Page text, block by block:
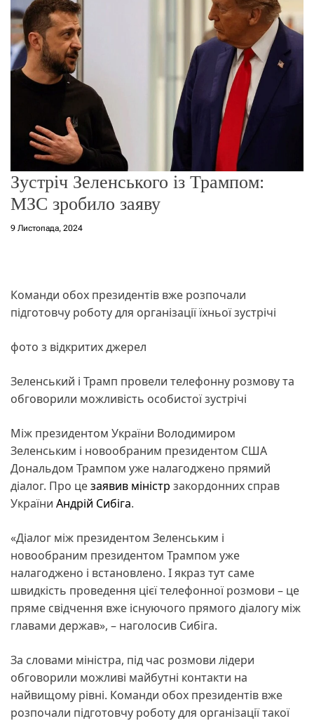
о
р
е
ж
и
м
у
Зустріч Зеленського із Трампом:
МЗС зробило заяву
9 Листопада, 2024
Команди обох президентів вже розпочали
підготовчу роботу для організації їхньої зустрічі
фото з відкритих джерел
Зеленський і Трамп провели телефонну розмову та
обговорили можливість особистої зустрічі
Між президентом України Володимиром
Зеленським і новообраним президентом США
Дональдом Трампом уже налагоджено прямий
діалог. Про цезаявив міністр закордонних справ
України Андрій Сибіга.
«Діалог між президентом Зеленським і
новообраним президентом Трампом уже
налагоджено і встановлено. І якраз тут саме
швидкість проведення цієї телефонної розмови – це
пряме свідчення вже існуючого прямого діалогу між
главами держав», – наголосив Сибіга.
За словами міністра, під час розмови лідери
обговорили можливі майбутні контакти на
найвищому рівні. Команди обох президентів вже
розпочали підготовчу роботу для організації такої